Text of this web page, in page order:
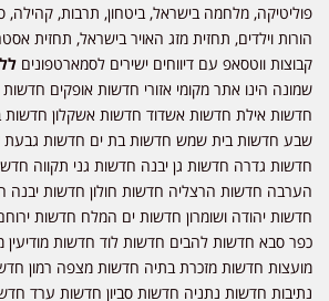
פוליטיקה, מלחמה בישראל, ביטחון, תרבות, קהילה,
הורות וילדים, תחזית מזג האויר בישראל, תחזית
קבוצות ווטסאפ עם דיווחים ישירים לסמארטפונים
שמונה הינו אתר מקומי אזורי חדשות אופקים
חדשות אילת חדשות אשדוד חדשות אשקלון
שבע חדשות בית שמש חדשות בת ים חדשות גבעת
חדשות גדרה חדשות גן יבנה חדשות גני תקווה
הערבה חדשות הרצליה חדשות חולון חדשות יבנה
חדשות יהודה ושומרון חדשות ים המלח חדשות
כפר סבא חדשות להבים חדשות לוד חדשות מודיעין
מועצות חדשות מזכרת בתיה חדשות מצפה רמון
נתיבות חדשות נתניה חדשות סביון חדשות ערד